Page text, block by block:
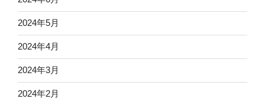
2024年5月
2024年4月
2024年3月
2024年2月